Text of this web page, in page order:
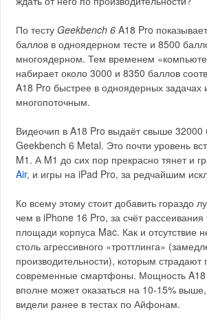
По тесту Geekbench 6 A18 Pro
баллов в одноядерном тесте и 8500
многоядерном. Тем временем
набирает около 3000 и 8350 баллов
A18 Pro быстрее в одноядерных задачах
многопоточным.
Видеочип в A18 Pro выдаёт свыше 32000
Geekbench 6 Metal. Это почти уровень
M1. А M1 до сих пор прекрасно тянет и
Air, и игры на iPad Pro, за редчайшим
Ко всему этому стоит добавить гораздо
чем в iPhone 16 Pro, за счёт
площади корпуса Mac. Как и отсутствие
столь агрессивного «троттлинга»
производительности), которым страдают
современные смартфоны. Мощность A18
вполне может оказаться на 10-15%
видели ранее в тестах по Айфонам.